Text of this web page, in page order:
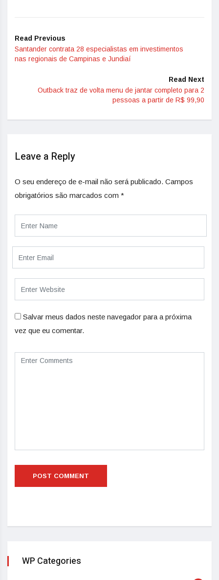
Read Previous
Santander contrata 28 especialistas em investimentos
nas regionais de Campinas e Jundiaí
Read Next
Outback traz de volta menu de jantar completo para 2
pessoas a partir de R$ 99,90
Leave a Reply
O seu endereço de e-mail não será publicado. Campos
obrigatórios são marcados com *
Salvar meus dados neste navegador para a próxima
vez que eu comentar.
WP Categories